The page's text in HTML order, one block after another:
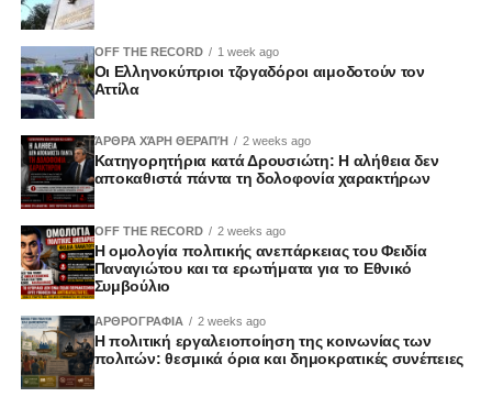
OFF THE RECORD 1 week ago
Οι Ελληνοκύπριοι τζογαδόροι αιμοδοτούν τον
Αττίλα
ΆΡΘΡΑ ΧΆΡΗ ΘΕΡΑΠΉ 2 weeks ago
Κατηγορητήρια κατά Δρουσιώτη: Η αλήθεια δεν
αποκαθιστά πάντα τη δολοφονία χαρακτήρων
OFF THE RECORD 2 weeks ago
Η ομολογία πολιτικής ανεπάρκειας του Φειδία
Παναγιώτου και τα ερωτήματα για το Εθνικό
Συμβούλιο
ΑΡΘΡΟΓΡΑΦΙΑ 2 weeks ago
Η πολιτική εργαλειοποίηση της κοινωνίας των
πολιτών: θεσμικά όρια και δημοκρατικές συνέπειες